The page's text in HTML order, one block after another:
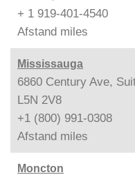
+ 1 919-401-4540
Afstand miles
Mississauga
6860 Century Ave,
L5N 2V8
+1 (800) 991-0308
Afstand miles
Moncton